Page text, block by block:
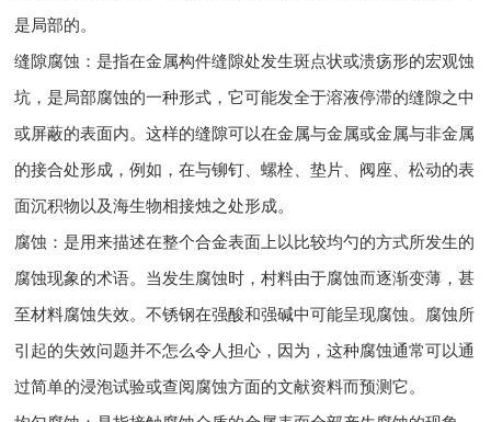
是局部的。
缝隙腐蚀：是指在金属构件缝隙处发生斑点状或溃疡形的宏观蚀
坑，是局部腐蚀的一种形式，它可能发全于溶液停滞的缝隙之中
或屏蔽的表面内。这样的缝隙可以在金属与金属或金属与非金属
的接合处形成，例如，在与铆钉、螺栓、垫片、阀座、松动的表
面沉积物以及海生物相接烛之处形成。
腐蚀：是用来描述在整个合金表面上以比较均勺的方式所发生的
腐蚀现象的术语。当发生腐蚀时，村料由于腐蚀而逐渐变薄，甚
至材料腐蚀失效。不锈钢在强酸和强碱中可能呈现腐蚀。腐蚀所
引起的失效问题并不怎么令人担心，因为，这种腐蚀通常可以通
过简单的浸泡试验或查阅腐蚀方面的文献资料而预测它。